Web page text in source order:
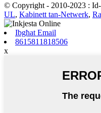
© Copyright - 2010-2023 :
UL, Kabinett tan-Netwerk,
Ibgħat Email
8615811818506
x